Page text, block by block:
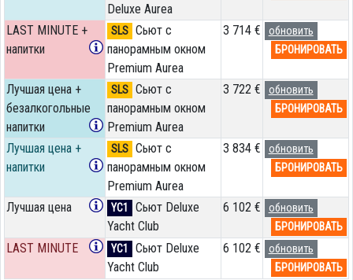
Deluxe Aurea
LAST MINUTE +
напитки
SLS Сьют с
панорамным окном
Premium Aurea
3 714 €
обновить
БРОНИРОВАТЬ
Лучшая цена +
безалкогольные
напитки
SLS Сьют с
панорамным окном
Premium Aurea
3 722 €
обновить
БРОНИРОВАТЬ
Лучшая цена +
напитки
SLS Сьют с
панорамным окном
Premium Aurea
3 834 €
обновить
БРОНИРОВАТЬ
Лучшая цена YC1
Сьют Deluxe
Yacht Club
6 102 €
обновить
БРОНИРОВАТЬ
LAST MINUTE YC1
Сьют Deluxe
Yacht Club
6 102 €
обновить
БРОНИРОВАТЬ